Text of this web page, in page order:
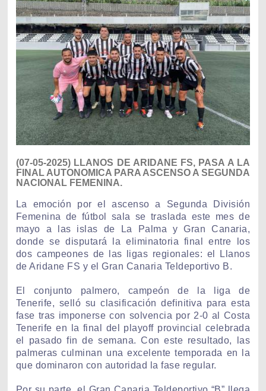
(07-05-2025) LLANOS DE ARIDANE FS, PASA A LA
FINAL AUTONOMICA PARA ASCENSO A SEGUNDA
NACIONAL FEMENINA.
La emoción por el ascenso a Segunda División
Femenina de fútbol sala se traslada este mes de
mayo a las islas de La Palma y Gran Canaria,
donde se disputará la eliminatoria final entre los
dos campeones de las ligas regionales: el Llanos
de Aridane FS y el Gran Canaria Teldeportivo B.
El conjunto palmero, campeón de la liga de
Tenerife, selló su clasificación definitiva para esta
fase tras imponerse con solvencia por 2-0 al Costa
Tenerife en la final del playoff provincial celebrada
el pasado fin de semana. Con este resultado, las
palmeras culminan una excelente temporada en la
que dominaron con autoridad la fase regular.